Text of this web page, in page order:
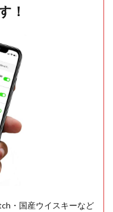
！
・国産ウイスキーなど